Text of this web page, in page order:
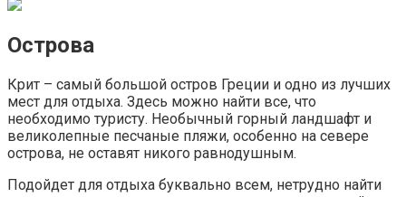
Острова
Крит – самый большой остров Греции и одно из лучших
мест для отдыха. Здесь можно найти все, что
необходимо туристу. Необычный горный ландшафт и
великолепные песчаные пляжи, особенно на севере
острова, не оставят никого равнодушным.
Подойдет для отдыха буквально всем, нетрудно найти